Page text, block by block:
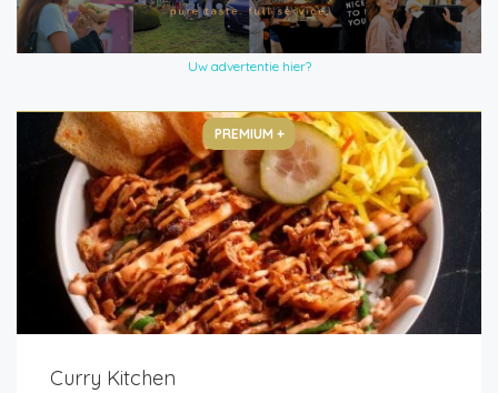
Uw advertentie hier?
PREMIUM +
Curry Kitchen